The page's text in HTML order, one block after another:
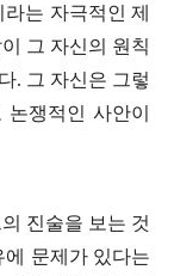
라는 자극적인 제
그 자신의 원칙
. 그 자신은 그렇
쟁적인 사안이
진술을 보는 것
문제가 있다는